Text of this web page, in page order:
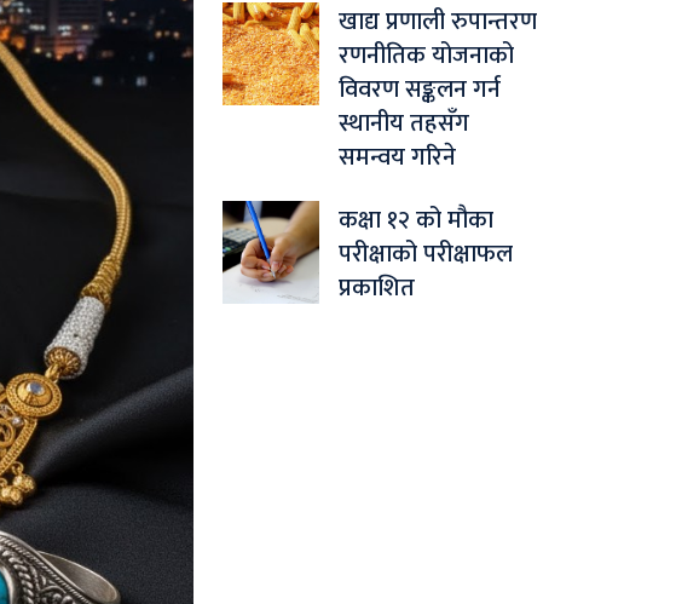
खाद्य प्रणाली रुपान्तरण
रणनीतिक योजनाको
विवरण सङ्कलन गर्न
स्थानीय तहसँग
समन्वय गरिने
कक्षा १२ को मौका
परीक्षाको परीक्षाफल
प्रकाशित